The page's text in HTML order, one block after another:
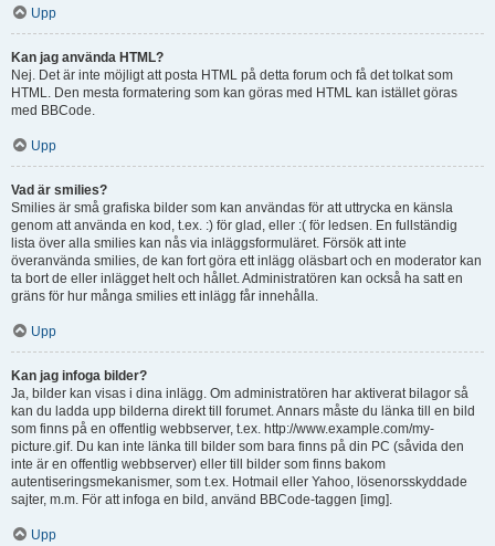
Upp
Kan jag använda HTML?
Nej. Det är inte möjligt att posta HTML på detta forum och få det tolkat som
HTML. Den mesta formatering som kan göras med HTML kan istället göras
med BBCode.
Upp
Vad är smilies?
Smilies är små grafiska bilder som kan användas för att uttrycka en känsla
genom att använda en kod, t.ex. :) för glad, eller :( för ledsen. En fullständig
lista över alla smilies kan nås via inläggsformuläret. Försök att inte
överanvända smilies, de kan fort göra ett inlägg oläsbart och en moderator kan
ta bort de eller inlägget helt och hållet. Administratören kan också ha satt en
gräns för hur många smilies ett inlägg får innehålla.
Upp
Kan jag infoga bilder?
Ja, bilder kan visas i dina inlägg. Om administratören har aktiverat bilagor så
kan du ladda upp bilderna direkt till forumet. Annars måste du länka till en bild
som finns på en offentlig webbserver, t.ex. http://www.example.com/my-
picture.gif. Du kan inte länka till bilder som bara finns på din PC (såvida den
inte är en offentlig webbserver) eller till bilder som finns bakom
autentiseringsmekanismer, som t.ex. Hotmail eller Yahoo, lösenorsskyddade
sajter, m.m. För att infoga en bild, använd BBCode-taggen [img].
Upp